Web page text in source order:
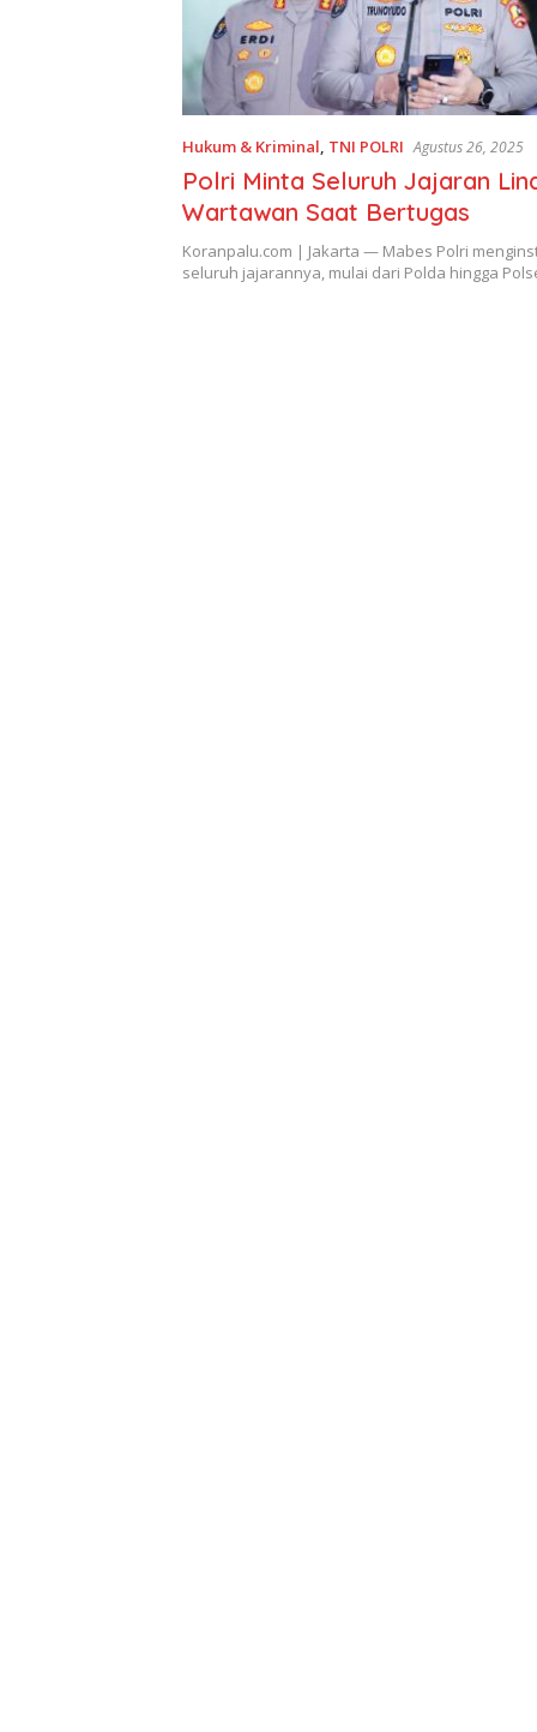
Hukum & Kriminal, TNI POLRI Agustus 26, 2025
Polri Minta Seluruh Jajaran
Wartawan Saat Bertugas
Koranpalu.com | Jakarta — Mabes Polri
seluruh jajarannya, mulai dari Polda hingga